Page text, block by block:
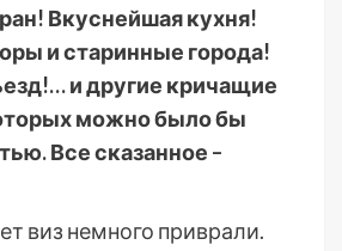
Вкуснейшая кухня!
и старинные города!
и другие кричащие
можно было бы
Все сказанное –
виз немного приврали.